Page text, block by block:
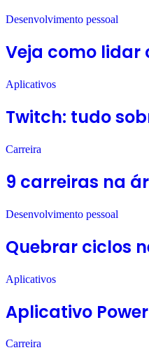
Desenvolvimento pessoal
Veja como lidar
Aplicativos
Twitch: tudo
Carreira
9 carreiras na
Desenvolvimento pessoal
Quebrar ciclos
Aplicativos
Aplicativo
Carreira